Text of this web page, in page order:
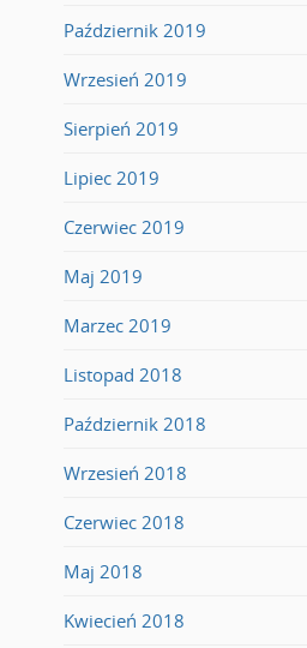
Październik 2019
Wrzesień 2019
Sierpień 2019
Lipiec 2019
Czerwiec 2019
Maj 2019
Marzec 2019
Listopad 2018
Październik 2018
Wrzesień 2018
Czerwiec 2018
Maj 2018
Kwiecień 2018